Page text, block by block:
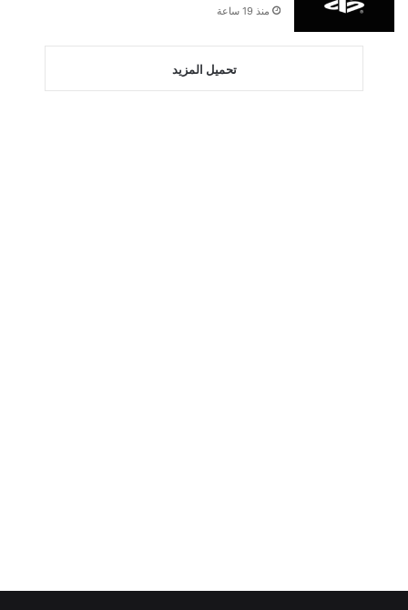
منذ 19 ساعة
تحميل المزيد